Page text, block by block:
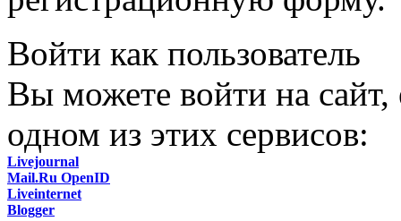
Войти как пользователь
Вы можете войти на сайт,
одном из этих сервисов:
Livejournal
Mail.Ru OpenID
Liveinternet
Blogger